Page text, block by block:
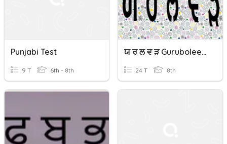
Punjabi Test
9 T 6th - 8th
ਯ ਰ ਲ ਵ ੜ Gurubolee@gmail.com Punjabi/Panjabi
24 T 8th